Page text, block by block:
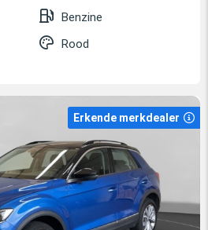
Benzine
Rood
Erkende merkdealer